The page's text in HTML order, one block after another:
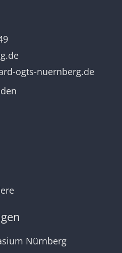
ogts-nuernberg.de
Nürnberg